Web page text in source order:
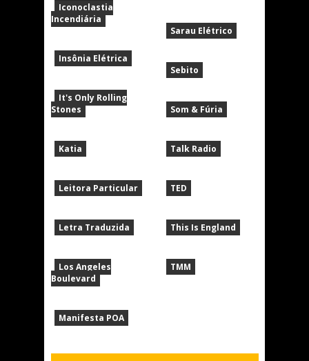
Iconoclastia
Incendiária
Insônia Elétrica
It's Only Rolling
Stones
Katia
Leitora Particular
Letra Traduzida
Los Angeles
Boulevard
Manifesta POA
Sarau Elétrico
Sebito
Som & Fúria
Talk Radio
TED
This Is England
TMM